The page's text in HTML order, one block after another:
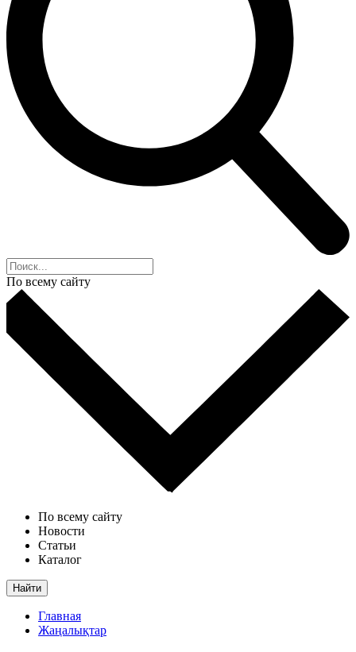
По всему сайту
По всему сайту
Новости
Статьи
Каталог
Найти
Главная
Жаңалықтар